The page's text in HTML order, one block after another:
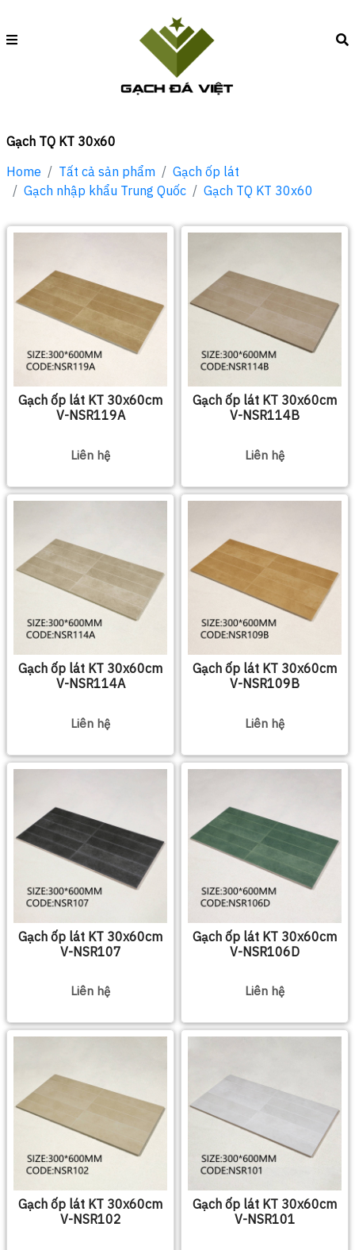
Gạch TQ KT 30x60
Home
Tất cả sản phẩm
Gạch ốp lát
Gạch nhập khẩu Trung Quốc
Gạch TQ KT 30x60
Gạch ốp lát KT 30x60cm
V-NSR119A
Liên hệ
Gạch ốp lát KT 30x60cm
V-NSR114B
Liên hệ
Gạch ốp lát KT 30x60cm
V-NSR114A
Liên hệ
Gạch ốp lát KT 30x60cm
V-NSR109B
Liên hệ
Gạch ốp lát KT 30x60cm
V-NSR107
Liên hệ
Gạch ốp lát KT 30x60cm
V-NSR106D
Liên hệ
Gạch ốp lát KT 30x60cm
V-NSR102
Gạch ốp lát KT 30x60cm
V-NSR101